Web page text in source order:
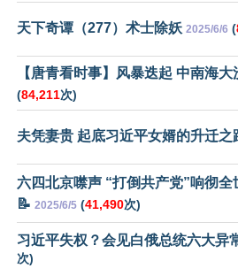
天下奇谭（277）术士除妖 2025/6/6 (
【唐青看时事】风暴迭起 中南海大
(84,211次)
夫凭妻贵 起底习近平女婿的升迁之
六四北京噤声 “打倒共产党”响彻全
📝 2025/6/5 (41,490次)
习近平失权？会见白俄总统六大异
次)